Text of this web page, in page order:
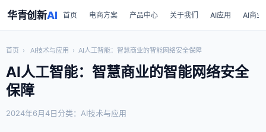
华青创新AI 首页 电商方案 产品中心 关于我们 AI应用 AI商业
首页 › AI技术与应用 › AI人工智能：智慧商业的智能网络安全保障
AI人工智能：智慧商业的智能网络安全
保障
2024年6月4日分类：AI技术与应用